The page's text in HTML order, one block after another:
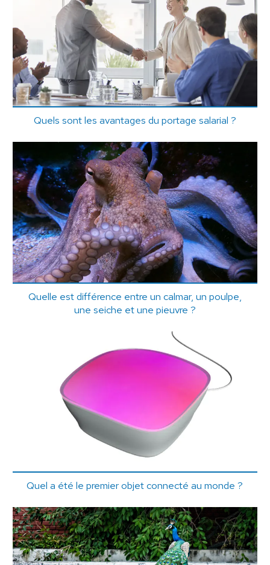
Quels sont les avantages du portage salarial ?
Quelle est différence entre un calmar, un poulpe,
une seiche et une pieuvre ?
Quel a été le premier objet connecté au monde ?